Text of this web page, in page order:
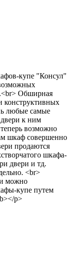
купе "Консул"
Обширная
конструктивных
любые самые
к ним
возможно
шкаф совершенно
продаются
шкафа-
двери и тд.
<br>
можно
купе путем
p>